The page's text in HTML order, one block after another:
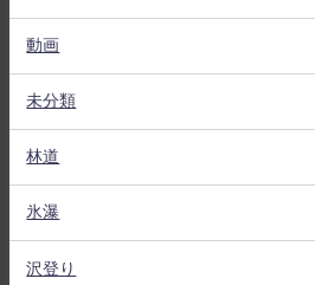
動画
未分類
林道
氷瀑
沢登り